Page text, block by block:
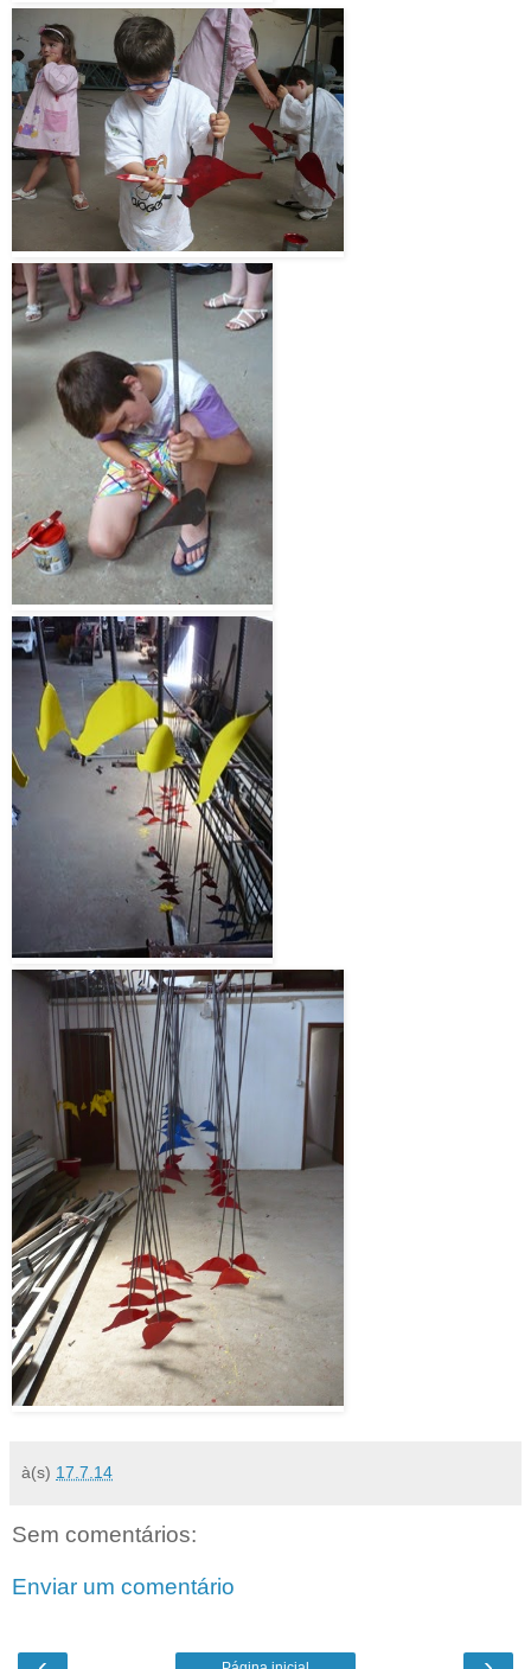
à(s) 17.7.14
Sem comentários:
Enviar um comentário